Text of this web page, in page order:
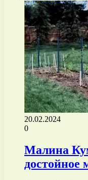
20.02.2024
0
Малина
достойное